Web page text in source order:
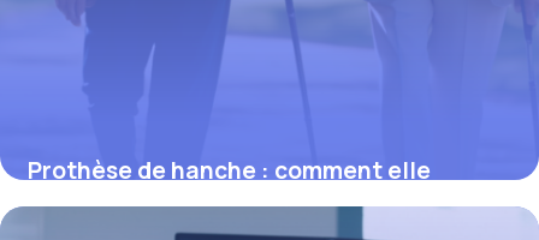
Prothèse de hanche : comment elle
améliore la mobilité et la qualité de vie